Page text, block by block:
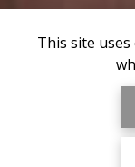
This site